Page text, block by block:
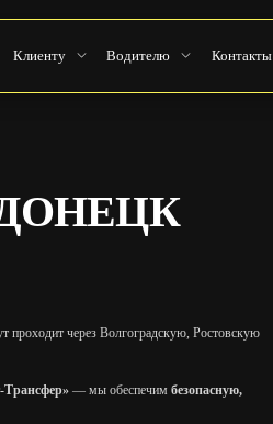
Клиенту Водителю Контакты
проходит через Волгоградскую, Ростовскую
— мы обеспечимбезопасную,